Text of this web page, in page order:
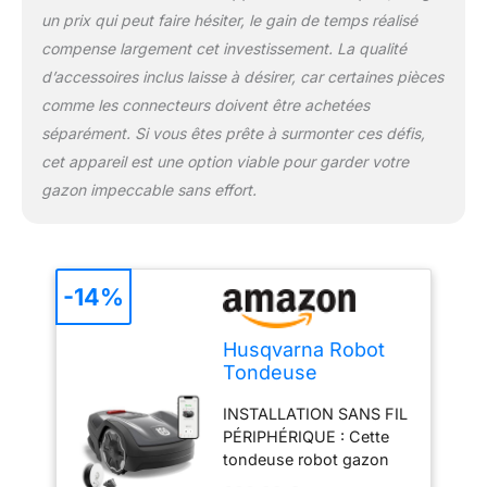
hauteurs de coupe et
recevez des notifications
d'état par Wi-Fi ou
Bluetooth.
un prix qui peut faire hésiter, le gain de temps réalisé
compense largement cet investissement. La qualité
d’accessoires inclus laisse à désirer, car certaines pièces
comme les connecteurs doivent être achetées
séparément. Si vous êtes prête à surmonter ces défis,
cet appareil est une option viable pour garder votre
gazon impeccable sans effort.
Husqvarna Robot
Tondeuse
R4 pour 400 m² I
Batterie
INSTALLATION SANS FIL
PÉRIPHÉRIQUE : Cette
tondeuse robot gazon
fonctionne sans câble de
-14%